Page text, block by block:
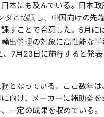
本にも及んでいる。日本政
ダと協調し、中国向けの先
すことで合意した。5月に
出管理の対象に高性能な半
7月23日に施行すると発表
となっている。ここ数年は
向け、メーカーに補助金を
一定の成果を収めている。